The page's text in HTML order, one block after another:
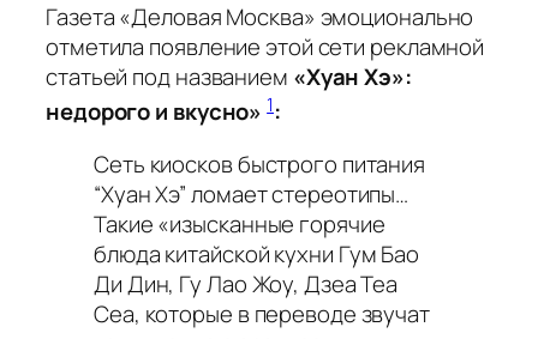
Газета «Деловая Москва» эмоционально
отметила появление этой сети рекламной
статьей под названием «Хуан Хэ»:
недорого и вкусно» 1:
Сеть киосков быстрого питания
“Хуан Хэ” ломает стереотипы…
Такие «изысканные горячие
блюда китайской кухни Гум Бао
Ди Дин, Гу Лао Жоу, Дзеа Теа
Сеа, которые в переводе звучат